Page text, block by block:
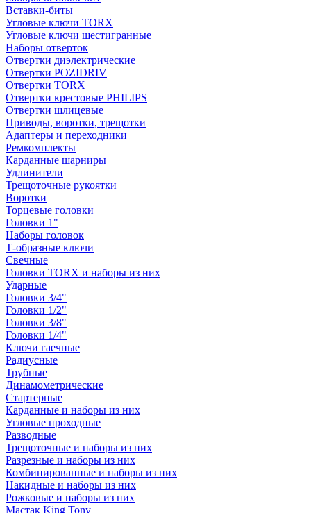
Вставки-биты
Угловые ключи TORX
Угловые ключи шестигранные
Наборы отверток
Отвертки диэлектрические
Отвертки POZIDRIV
Отвертки TORX
Отвертки крестовые PHILIPS
Отвертки шлицевые
Приводы, воротки, трещотки
Адаптеры и переходники
Ремкомплекты
Карданные шарниры
Удлинители
Трещоточные рукоятки
Воротки
Торцевые головки
Головки 1"
Наборы головок
Т-образные ключи
Свечные
Головки TORX и наборы из них
Ударные
Головки 3/4"
Головки 1/2"
Головки 3/8"
Головки 1/4"
Ключи гаечные
Радиусные
Трубные
Динамометрические
Стартерные
Карданные и наборы из них
Угловые проходные
Разводные
Трещоточные и наборы из них
Разрезные и наборы из них
Комбинированные и наборы из них
Накидные и наборы из них
Рожковые и наборы из них
Мастак King Tony